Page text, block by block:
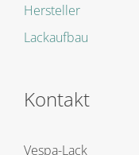
Hersteller
Lackaufbau
Kontakt
Vespa-Lack